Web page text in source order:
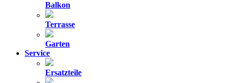
Balkon
Terrasse
Garten
Service
Ersatzteile